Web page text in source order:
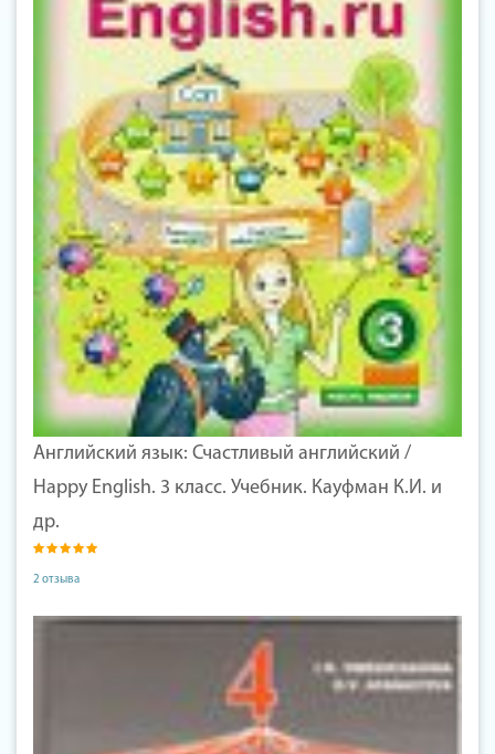
Английский язык: Счастливый английский /
Happy English. 3 класс. Учебник. Кауфман К.И. и
др.
2 отзыва